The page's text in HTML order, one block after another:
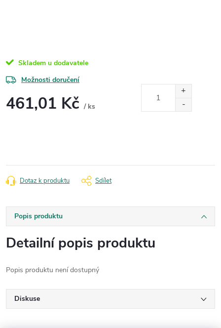
Skladem u dodavatele
Možnosti doručení
461,01 Kč / ks
Dotaz k produktu Sdílet
Popis produktu
Detailní popis produktu
Popis produktu není dostupný
Diskuse